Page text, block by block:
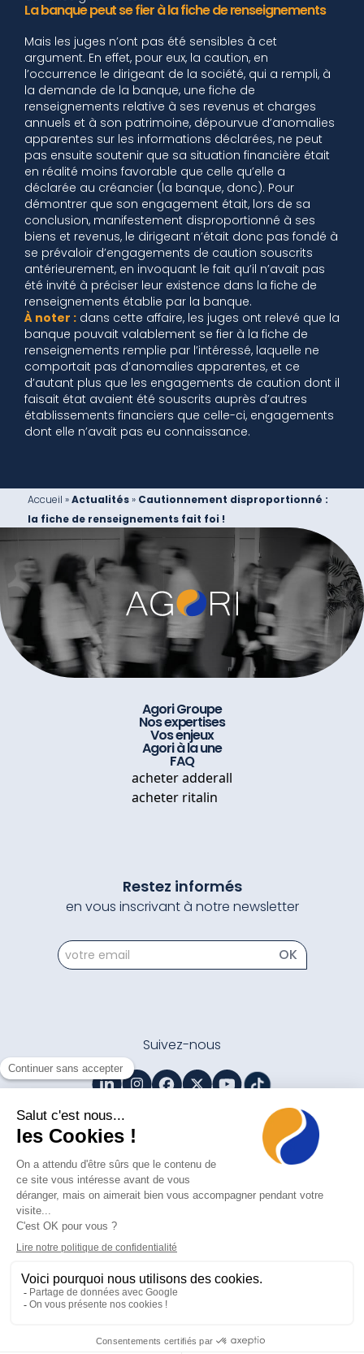
La banque peut se fier à la fiche de renseignements
Mais les juges n’ont pas été sensibles à cet
argument. En effet, pour eux, la caution, en
l’occurrence le dirigeant de la société, qui a rempli, à
la demande de la banque, une fiche de
renseignements relative à ses revenus et charges
annuels et à son patrimoine, dépourvue d’anomalies
apparentes sur les informations déclarées, ne peut
pas ensuite soutenir que sa situation financière était
en réalité moins favorable que celle qu’elle a
déclarée au créancier (la banque, donc). Pour
démontrer que son engagement était, lors de sa
conclusion, manifestement disproportionné à ses
biens et revenus, le dirigeant n’était donc pas fondé à
se prévaloir d’engagements de caution souscrits
antérieurement, en invoquant le fait qu’il n’avait pas
été invité à préciser leur existence dans la fiche de
renseignements établie par la banque.
À noter : dans cette affaire, les juges ont relevé que la
banque pouvait valablement se fier à la fiche de
renseignements remplie par l’intéressé, laquelle ne
comportait pas d’anomalies apparentes, et ce
d’autant plus que les engagements de caution dont il
faisait état avaient été souscrits auprès d’autres
établissements financiers que celle-ci, engagements
dont elle n’avait pas eu connaissance.
Accueil »Actualités» Cautionnement disproportionné :
la fiche de renseignements fait foi !
Agori Groupe
Nos expertises
Vos enjeux
Agori à la une
FAQ
acheter adderall
acheter ritalin
Restez informés
en vous inscrivant à notre newsletter
newsletter OK
Suivez-nous
Mentions légalesPolitique de protection des données personnelles
Contactez-nous
© 2026 Agori. Tous droits réservés